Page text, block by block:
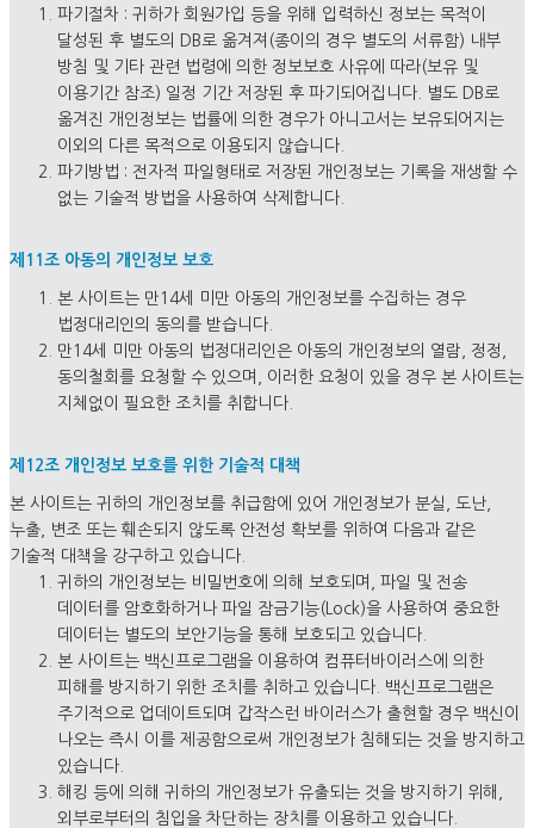
파기절차 : 귀하가 회원가입 등을 위해 입력하신 정보는 목적이
달성된 후 별도의 DB로 옮겨져(종이의 경우 별도의 서류함) 내부
방침 및 기타 관련 법령에 의한 정보보호 사유에 따라(보유 및
이용기간 참조) 일정 기간 저장된 후 파기되어집니다. 별도 DB로
옮겨진 개인정보는 법률에 의한 경우가 아니고서는 보유되어지는
이외의 다른 목적으로 이용되지 않습니다.
파기방법 : 전자적 파일형태로 저장된 개인정보는 기록을 재생할 수
없는 기술적 방법을 사용하여 삭제합니다.
제11조 아동의 개인정보 보호
본 사이트는 만14세 미만 아동의 개인정보를 수집하는 경우
법정대리인의 동의를 받습니다.
만14세 미만 아동의 법정대리인은 아동의 개인정보의 열람, 정정,
동의철회를 요청할 수 있으며, 이러한 요청이 있을 경우 본 사이트는
지체없이 필요한 조치를 취합니다.
제12조 개인정보 보호를 위한 기술적 대책
본 사이트는 귀하의 개인정보를 취급함에 있어 개인정보가 분실, 도난,
누출, 변조 또는 훼손되지 않도록 안전성 확보를 위하여 다음과 같은
기술적 대책을 강구하고 있습니다.
귀하의 개인정보는 비밀번호에 의해 보호되며, 파일 및 전송
데이터를 암호화하거나 파일 잠금기능(Lock)을 사용하여 중요한
데이터는 별도의 보안기능을 통해 보호되고 있습니다.
본 사이트는 백신프로그램을 이용하여 컴퓨터바이러스에 의한
피해를 방지하기 위한 조치를 취하고 있습니다. 백신프로그램은
주기적으로 업데이트되며 갑작스런 바이러스가 출현할 경우 백신이
나오는 즉시 이를 제공함으로써 개인정보가 침해되는 것을 방지하고
있습니다.
해킹 등에 의해 귀하의 개인정보가 유출되는 것을 방지하기 위해,
외부로부터의 침입을 차단하는 장치를 이용하고 있습니다.